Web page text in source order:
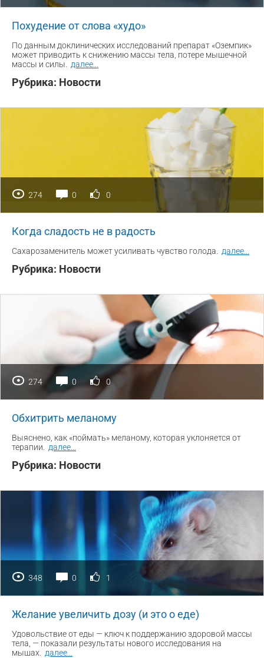
Похудение от слова «худо»
По данным доклинических исследований препарат «Оземпик»
может приводить к снижению массы тела, потере мышечной
массы и силы.
далее
Рубрика: Новости
274 0 0
Когда сладость не в радость
Сахарозаменитель может усиливать чувство голода. далее
Рубрика: Новости
274 0 0
Обхитрить меланому
Выяснено, как «поймать» меланому, которая уклоняется от
терапии.
далее
Рубрика: Новости
348 0 1
Желание увеличить дозу (и это о еде)
Удовольствие от еды — ключ к поддержанию здоровой массы
тела, — показали результаты нового исследования на
мышах.
далее